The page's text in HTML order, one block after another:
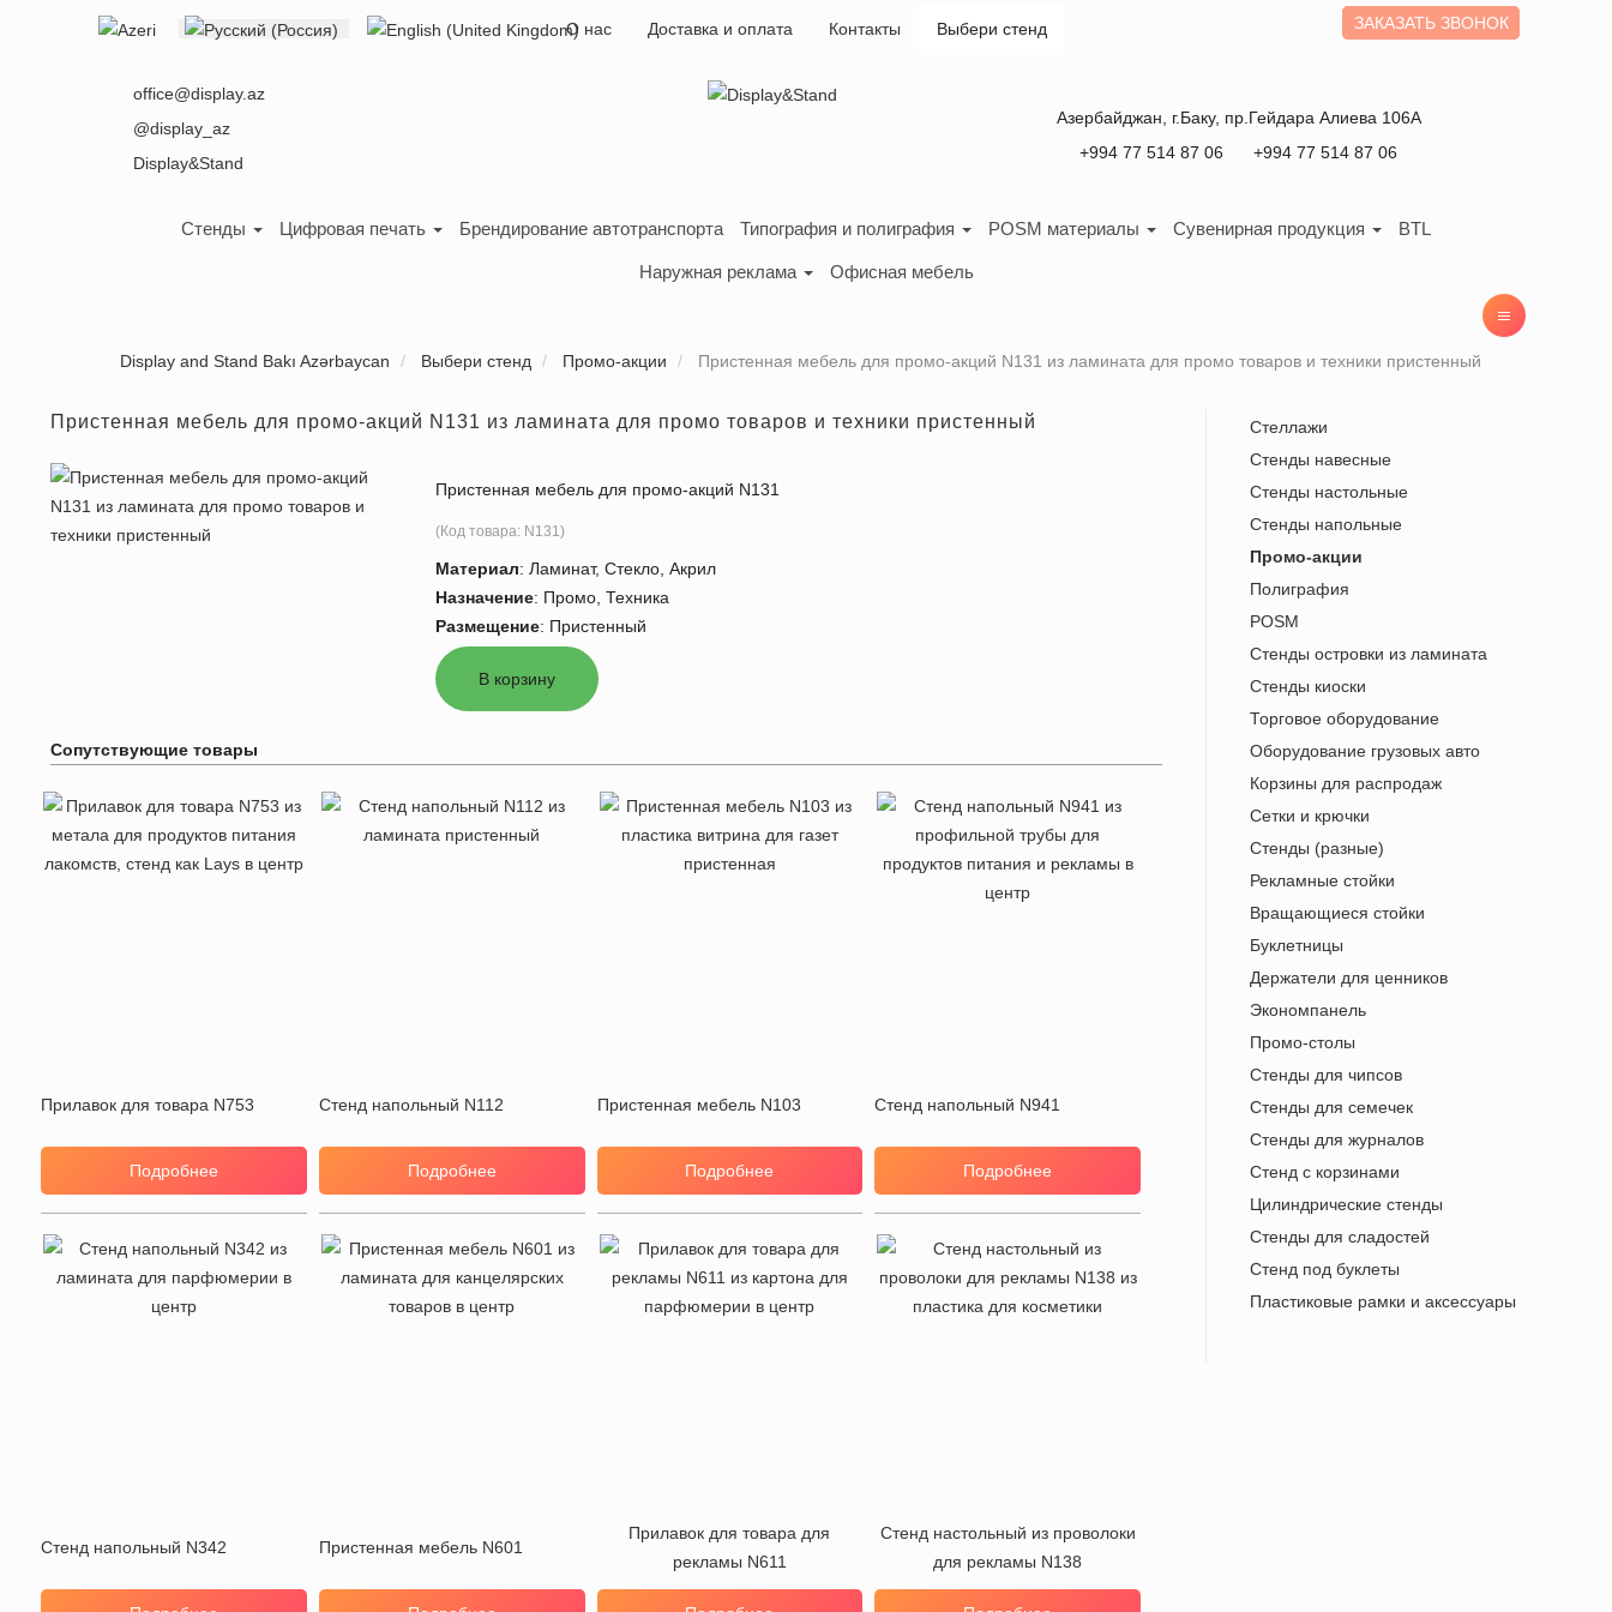
О нас Доставка и оплата Контакты Выбери стенд
Выберите язык ЗАКАЗАТЬ ЗВОНОК
office@display.az
@display_az
Display&Stand
Азербайджан , г.Баку, пр.Гейдара Алиева 106А
+994 77 514 87 06
+994 77 514 87 06
Стенды Цифровая печать Брендирование автотранспорта Типография и полиграфия POSM материалы Сувенирная продукция BTL
Наружная реклама Офисная мебель
Display and Stand Bakı Azərbaycan Выбери стенд Промо-акции Пристенная мебель для промо-акций N131 из ламината для промо товаров и техники пристенный
Пристенная мебель для промо-акций N131 из ламината для промо товаров и техники пристенный
Пристенная мебель для промо-акций N131
(Код товара: N131)
Материал: Ламинат, Стекло, Акрил
Назначение: Промо, Техника
Размещение: Пристенный
Сопутствующие товары
Прилавок для товара N753
Подробнее
Стенд напольный N112
Подробнее
Пристенная мебель N103
Подробнее
Стенд напольный N941
Подробнее
Стенд напольный N342 Пристенная мебель N601
Прилавок для товара для
рекламы N611
Стенд настольный из проволоки
для рекламы N138
Стеллажи
Стенды навесные
Стенды настольные
Стенды напольные
Промо-акции
Полиграфия
POSM
Стенды островки из ламината
Стенды киоски
Торговое оборудование
Оборудование грузовых авто
Корзины для распродаж
Сетки и крючки
Стенды (разные)
Рекламные стойки
Вращающиеся стойки
Буклетницы
Держатели для ценников
Экономпанель
Промо-столы
Cтенды для чипсов
Стенды для семечек
Стенды для журналов
Стенд с корзинами
Цилиндрические стенды
Стенды для сладостей
Стенд под буклеты
Пластиковые рамки и аксессуары